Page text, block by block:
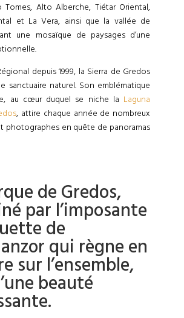
Tomes, Alto Alberche, Tiétar Oriental,
et La Vera, ainsi que la vallée de
une mosaïque de paysages d’une
depuis 1999, la Sierra de Gredos
sanctuaire naturel. Son emblématique
au cœur duquel se niche la Laguna
, attire chaque année de nombreux
photographes en quête de panoramas
de Gredos,
par l’imposante
de
qui règne en
sur l’ensemble,
beauté